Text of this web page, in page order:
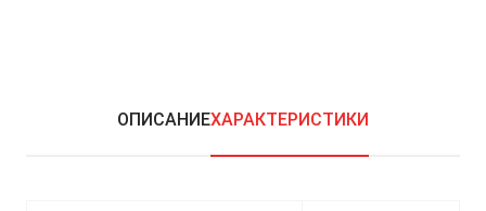
ОПИСАНИЕХАРАКТЕРИСТИКИ